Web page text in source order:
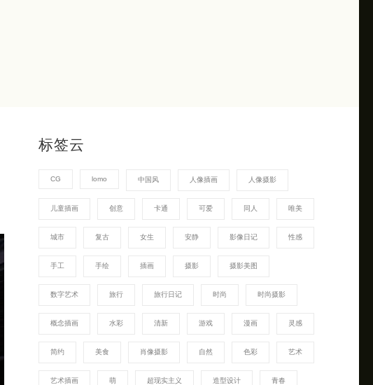
标签云
CG lomo 中国风 人像插画 人像摄影
儿童插画 创意 卡通 可爱 同人 唯美
城市 复古 女生 安静 影像日记 性感
手工 手绘 插画 摄影 摄影美图
数字艺术 旅行 旅行日记 时尚 时尚摄影
概念插画 水彩 清新 游戏 漫画 灵感
简约 美食 肖像摄影 自然 色彩 艺术
艺术插画 萌 超现实主义 造型设计 青春